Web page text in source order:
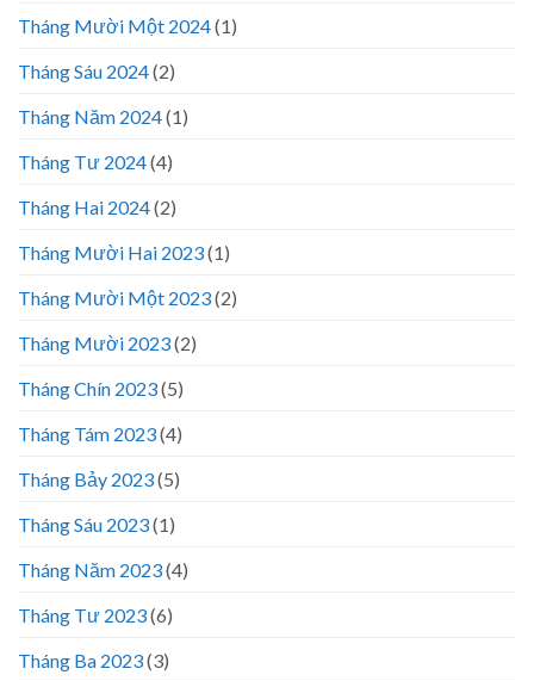
Tháng Mười Một 2024(1)
Tháng Sáu 2024(2)
Tháng Năm 2024(1)
Tháng Tư 2024(4)
Tháng Hai 2024(2)
Tháng Mười Hai 2023(1)
Tháng Mười Một 2023(2)
Tháng Mười 2023(2)
Tháng Chín 2023(5)
Tháng Tám 2023(4)
Tháng Bảy 2023(5)
Tháng Sáu 2023(1)
Tháng Năm 2023(4)
Tháng Tư 2023(6)
Tháng Ba 2023(3)